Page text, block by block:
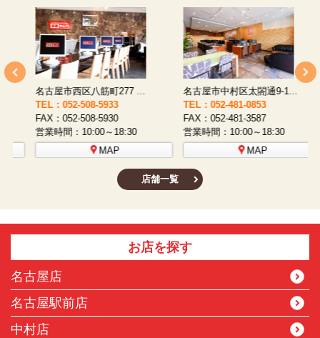
名古屋市西区八筋町277 ...
TEL：052-508-5933
FAX：052-508-5930
営業時間：10:00～18:30
MAP
名古屋市中村区太閤通9-1...
TEL：052-481-0853
FAX：052-481-3587
営業時間：10:00～18:30
MAP
店舗一覧
お店を探す
名古屋店
名古屋駅前店
中村店